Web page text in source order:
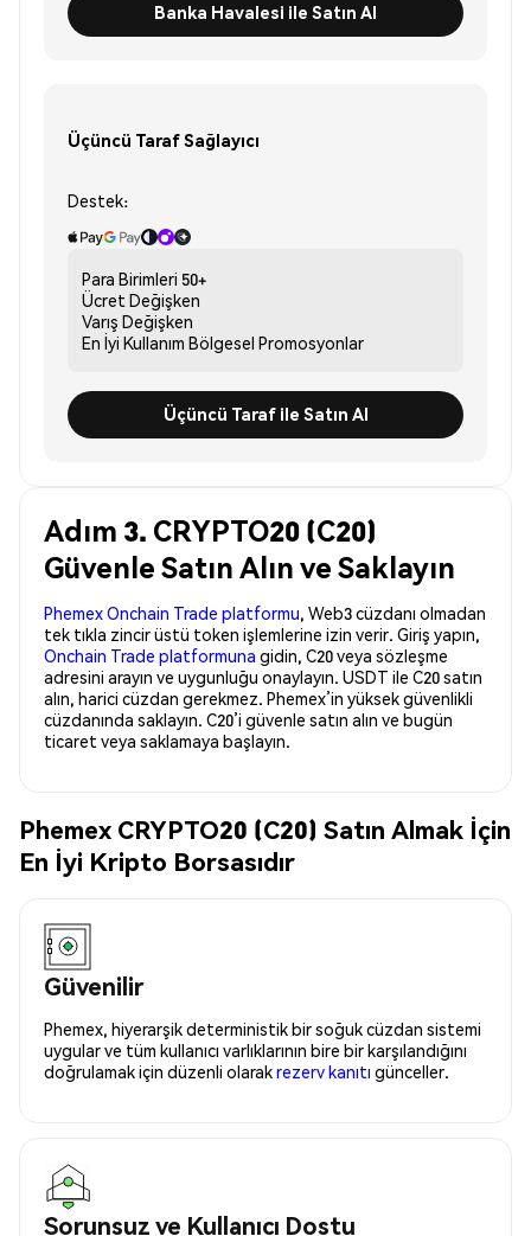
Banka Havalesi ile Satın Al
Üçüncü Taraf Sağlayıcı
Destek:
Para Birimleri 50+
Ücret Değişken
Varış Değişken
En İyi Kullanım Bölgesel Promosyonlar
Üçüncü Taraf ile Satın Al
Adım 3. CRYPTO20 (C20)
Güvenle Satın Alın ve Saklayın
Phemex Onchain Trade platformu, Web3 cüzdanı olmadan
tek tıkla zincir üstü token işlemlerine izin verir. Giriş yapın,
Onchain Trade platformuna gidin, C20 veya sözleşme
adresini arayın ve uygunluğu onaylayın. USDT ile C20 satın
alın, harici cüzdan gerekmez. Phemex’in yüksek güvenlikli
cüzdanında saklayın. C20’i güvenle satın alın ve bugün
ticaret veya saklamaya başlayın.
Phemex CRYPTO20 (C20) Satın Almak İçin
En İyi Kripto Borsasıdır
Güvenilir
Phemex, hiyerarşik deterministik bir soğuk cüzdan sistemi
uygular ve tüm kullanıcı varlıklarının bire bir karşılandığını
doğrulamak için düzenli olarakrezerv kanıtı günceller.
Sorunsuz ve Kullanıcı Dostu